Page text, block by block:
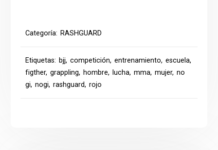
Categoría: RASHGUARD
Etiquetas: bjj,competición,entrenamiento,escuela,
figther,grappling, hombre, lucha,mma,mujer,no
gi,nogi,rashguard,rojo